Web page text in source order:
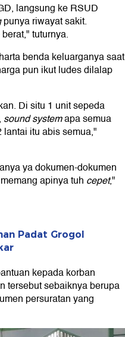
langsung ke RSUD
punya riwayat sakit.
tuturnya.
benda keluarganya saat
pun ikut ludes dilalap
Di situ 1 unit sepeda
sound systemapa semua
itu abis semua,"
ya dokumen-dokumen
apinya tuh cepet,"
Padat Grogol
kepada korban
tersebut sebaiknya berupa
persuratan yang